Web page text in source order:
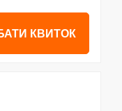
КВИТОК